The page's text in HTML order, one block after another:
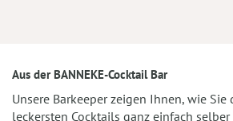
Aus der BANNEKE-Cocktail Bar
Unsere Barkeeper zeigen Ihnen, wie Sie
leckersten Cocktails ganz einfach selber